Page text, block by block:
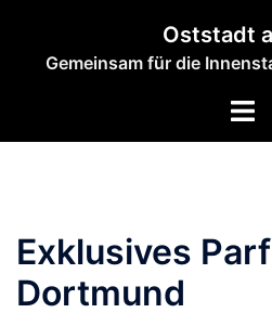
springen
Oststadt
Gemeinsam für die
Menü
Exklusives
Dortmund